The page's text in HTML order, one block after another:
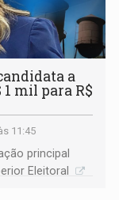
a
mil para R$
11:45
principal
Eleitoral